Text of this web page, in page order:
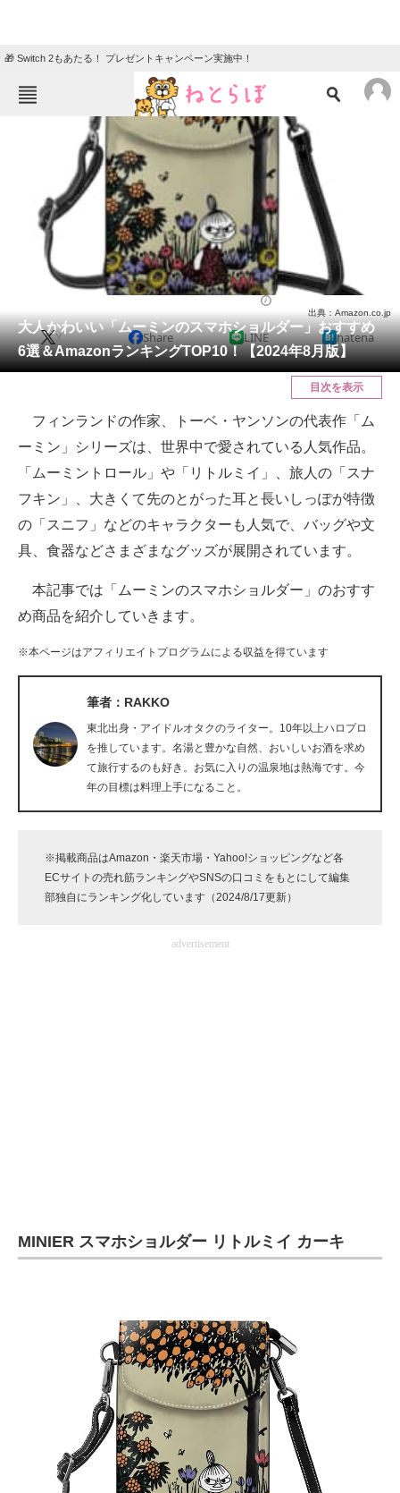
🎁 Switch 2もあたる！ プレゼントキャンペーン実施中！
ねとらぼメニュー
ニュース
グルメ 地域
教育・育児
リサーチ
会員記事
メディア
ITの今と未来を見通す
スマホと通信の最新トレンド
好きが集まる 比べて選べる
ビジネスと働き方のヒント
経営リーダーのコミュニティ
マーケ×ITの今がよく分かる
ITエンジニア向け専門サイト
IT製品の技術・比較・事例
製造業のIT導入・活用を支援
モノづくり技術者専門サイト
大人かわいい「ムーミンのスマホショルダー」おすすめ
6選＆AmazonランキングTOP10！【2024年8月版】
出典：Amazon.co.jp
X Share LINE hatena
目次を表示
フィンランドの作家、トーベ・ヤンソンの代表作「ム
ーミン」シリーズは、世界中で愛されている人気作品。
「ムーミントロール」や「リトルミイ」、旅人の「スナ
フキン」、大きくて先のとがった耳と長いしっぽが特徴
の「スニフ」などのキャラクターも人気で、バッグや文
具、食器などさまざまなグッズが展開されています。
本記事では「ムーミンのスマホショルダー」のおすす
め商品を紹介していきます。
※本ページはアフィリエイトプログラムによる収益を得ています
筆者：RAKKO
東北出身・アイドルオタクのライター。10年以上ハロプロ
を推しています。名湯と豊かな自然、おいしいお酒を求め
て旅行するのも好き。お気に入りの温泉地は熱海です。今
年の目標は料理上手になること。
※掲載商品はAmazon・楽天市場・Yahoo!ショッピングなど各
ECサイトの売れ筋ランキングやSNSの口コミをもとにして編集
部独自にランキング化しています（2024/8/17更新）
advertisement
MINIER スマホショルダー リトルミイ カーキ